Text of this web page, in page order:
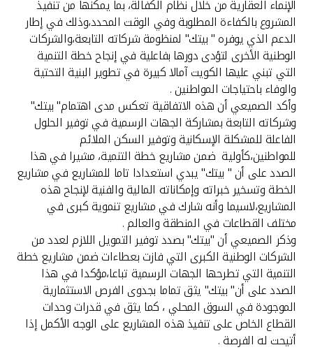
مواقع الفروع وأجهزة الصرف الآلي
ألمانيا
ماليزيا
تركيا
مصر
المملكة المتحدة
مملكة البحرين
الإنماء العقارية من خلال نظام الكفالة، بما يمكنها من تنفيذ
المشروع بالكفاءة المطلوبة وفي الوقت المحدد،وذلك في إطار
الدعم الذي يوفره " بيتك" لمنظومة شركاته التابعة،والشركات
الوطنية الأخرى لتؤدى دورها بفاعلية في إنجاح خطة التنمية
التي تبني عليها الكويت آمالا كبيرة في تطوير البنية التحتية
والوفاء باحتياجات المواطنين .
وأكد الصميعي أن هذه الاتفاقية تعكس مدى اهتمام" بيتك"
وشركاته التابعة بمشاركة الجهات الرسمية في توفير الحلول
الفاعلة للمشكلة الإسكانية وتوفير السكن الملائم
للمواطنين،كأولية ضمن مشاريع خطة التنمية، مشيرا في هذا
الصدد على أن " بيتك" يبدي استعدادا تاما للمشاريع في مشاريع
الخطة وتسخير خبراته وإمكاناته المالية والفنية لإنجاح هذه
المشاريع،لاسيما وأنه شارك في مشاريع تنموية كبرى في
مختلف القطاعات في المنطقة والعالم .
وذكر الصميعي أن "بيتك" بصدد توفير التمويل اللازم لعدد من
الشركات الوطنية الكبرى التي فازت بعطاءات ضمن مشاريع خطة
التنمية التي تطرحها الجهات الرسمية تباعا،مؤكدا في هذا
الصدد على أن" بيتك" يثق تماما بجدوى الفرص الاستثمارية
الموجودة في السوق المحلي ، كما يثق في قدرات وحدات
القطاع الخاص على تنفيذ هذه المشاريع على الوجه الأكمل إذا
أتيحت له الفرصة .